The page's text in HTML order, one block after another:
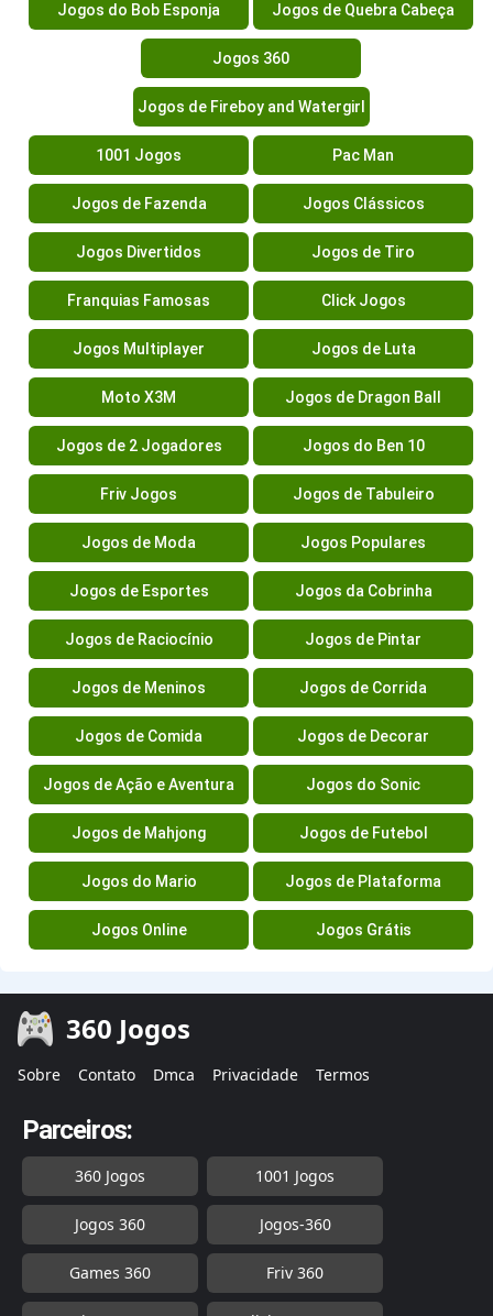
Jogos do Bob Esponja Jogos de Quebra Cabeça
Jogos 360
Jogos de Fireboy and Watergirl
1001 Jogos Pac Man
Jogos de Fazenda Jogos Clássicos
Jogos Divertidos Jogos de Tiro
Franquias Famosas Click Jogos
Jogos Multiplayer Jogos de Luta
Moto X3M Jogos de Dragon Ball
Jogos de 2 Jogadores Jogos do Ben 10
Friv Jogos Jogos de Tabuleiro
Jogos de Moda Jogos Populares
Jogos de Esportes Jogos da Cobrinha
Jogos de Raciocínio Jogos de Pintar
Jogos de Meninos Jogos de Corrida
Jogos de Comida Jogos de Decorar
Jogos de Ação e Aventura Jogos do Sonic
Jogos de Mahjong Jogos de Futebol
Jogos do Mario Jogos de Plataforma
Jogos Online Jogos Grátis
360 Jogos
Sobre Contato Dmca Privacidade Termos
Parceiros:
360 Jogos 1001 Jogos
Jogos 360 Jogos-360
Games 360 Friv 360